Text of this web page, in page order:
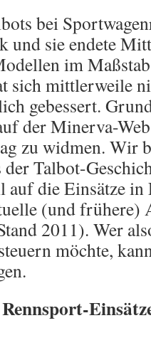
bei
und sie endete
im
sich mittlerweile
gebessert.
der Minerva-
zu widmen. Wir
Talbot-
auf die Einsätze
(und frühere)
2011). Wer
möchte,